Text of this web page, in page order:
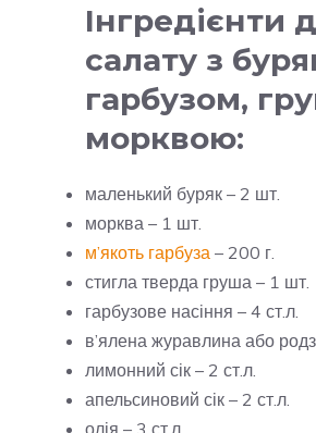
Інгредієнти
салату з
гарбузом,
морквою:
маленький буряк – 2 шт.
морква – 1 шт.
м’якоть гарбуза – 200 г.
стигла тверда груша – 1 шт.
гарбузове насіння – 4 ст.л.
в’ялена журавлина або
лимонний сік – 2 ст.л.
апельсиновий сік – 2 ст.л.
олія – 3 ст.л.